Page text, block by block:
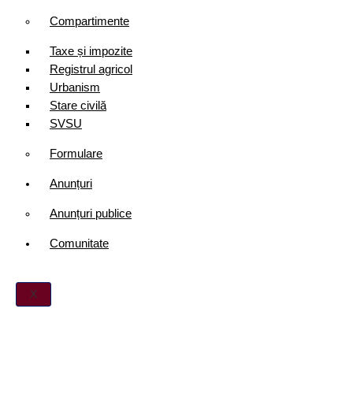
Compartimente
Taxe și impozite
Registrul agricol
Urbanism
Stare civilă
SVSU
Formulare
Anunțuri
Anunțuri publice
Comunitate
X